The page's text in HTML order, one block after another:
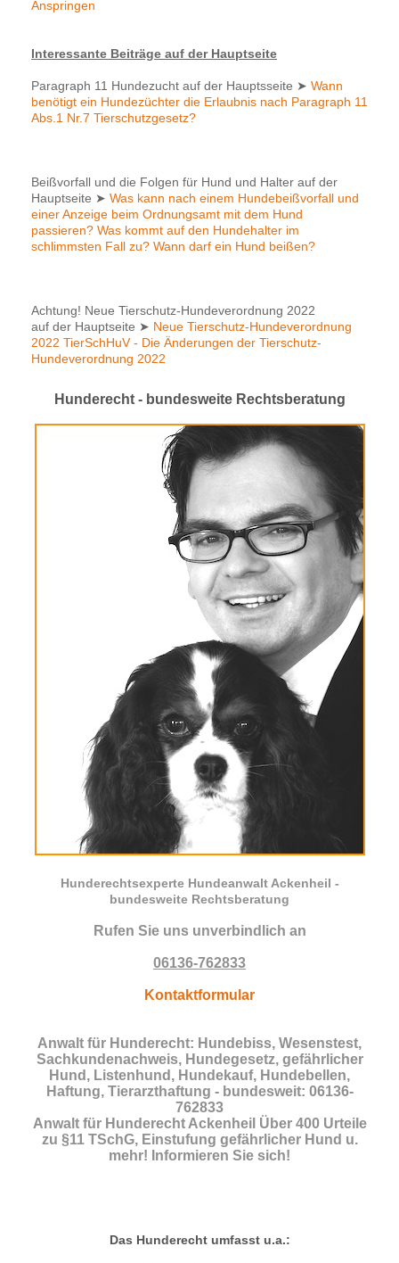
Anspringen
Interessante Beiträge auf der Hauptseite
Paragraph 11 Hundezucht auf der Hauptsseite ➤ Wann
benötigt ein Hundezüchter die Erlaubnis nach Paragraph 11
Abs.1 Nr.7 Tierschutzgesetz?
Beißvorfall und die Folgen für Hund und Halter auf der
Hauptseite ➤ Was kann nach einem Hundebeißvorfall und
einer Anzeige beim Ordnungsamt mit dem Hund
passieren? Was kommt auf den Hundehalter im
schlimmsten Fall zu? Wann darf ein Hund beißen?
Achtung! Neue Tierschutz-Hundeverordnung 2022
auf der Hauptseite ➤ Neue Tierschutz-Hundeverordnung
2022 TierSchHuV - Die Änderungen der Tierschutz-
Hundeverordnung 2022
Hunderecht - bundesweite Rechtsberatung
Hunderechtsexperte Hundeanwalt Ackenheil -
bundesweite Rechtsberatung
Rufen Sie uns unverbindlich an
06136-762833
Kontaktformular
Anwalt für Hunderecht: Hundebiss, Wesenstest,
Sachkundenachweis, Hundegesetz, gefährlicher
Hund, Listenhund, Hundekauf, Hundebellen,
Haftung, Tierarzthaftung - bundesweit: 06136-
762833
Anwalt für Hunderecht Ackenheil Über 400 Urteile
zu §11 TSchG, Einstufung gefährlicher Hund u.
mehr! Informieren Sie sich!
Das Hunderecht umfasst u.a.: